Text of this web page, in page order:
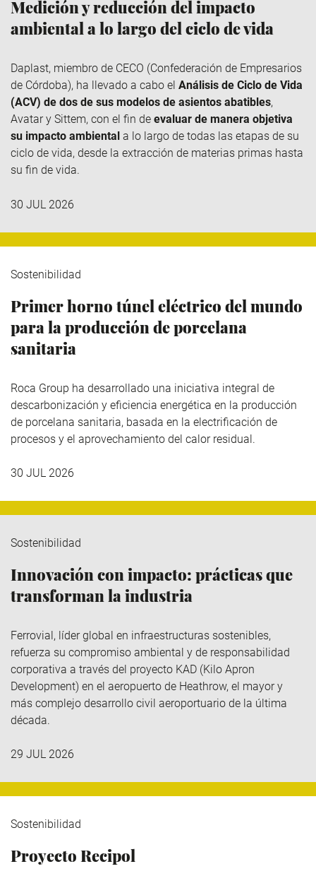
Medición y reducción del impacto
ambiental a lo largo del ciclo de vida
Daplast, miembro de CECO (Confederación de Empresarios
de Córdoba), ha llevado a cabo el Análisis de Ciclo de Vida
(ACV) de dos de sus modelos de asientos abatibles,
Avatar y Sittem, con el fin de evaluar de manera objetiva
su impacto ambiental a lo largo de todas las etapas de su
ciclo de vida, desde la extracción de materias primas hasta
su fin de vida.
30 JUL 2026
Sostenibilidad
Primer horno túnel eléctrico del mundo
para la producción de porcelana
sanitaria
Roca Group ha desarrollado una iniciativa integral de
descarbonización y eficiencia energética en la producción
de porcelana sanitaria, basada en la electrificación de
procesos y el aprovechamiento del calor residual.
30 JUL 2026
Sostenibilidad
Innovación con impacto: prácticas que
transforman la industria
Ferrovial, líder global en infraestructuras sostenibles,
refuerza su compromiso ambiental y de responsabilidad
corporativa a través del proyecto KAD (Kilo Apron
Development) en el aeropuerto de Heathrow, el mayor y
más complejo desarrollo civil aeroportuario de la última
década.
29 JUL 2026
Sostenibilidad
Proyecto Recipol